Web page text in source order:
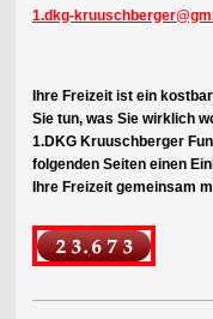
1.dkg-
Ihre Freizeit ist ein
Sie tun, was Sie wirklich
1.DKG Kruuschberger
folgenden Seiten einen
Ihre Freizeit gemeinsam